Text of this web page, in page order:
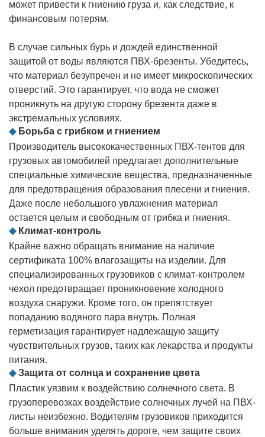
может привести к гниению груза и, как следствие, к
финансовым потерям.
В случае сильных бурь и дождей единственной
защитой от воды являются ПВХ-брезенты. Убедитесь,
что материал безупречен и не имеет микроскопических
отверстий. Это гарантирует, что вода не сможет
проникнуть на другую сторону брезента даже в
экстремальных условиях.
◆Борьба с грибком и гниением
Производитель высококачественных ПВХ-тентов для
грузовых автомобилей предлагает дополнительные
специальные химические вещества, предназначенные
для предотвращения образования плесени и гниения.
Даже после небольшого увлажнения материал
остается целым и свободным от грибка и гниения.
◆Климат-контроль
Крайне важно обращать внимание на наличие
сертификата 100% влагозащиты на изделии. Для
специализированных грузовиков с климат-контролем
чехол предотвращает проникновение холодного
воздуха снаружи. Кроме того, он препятствует
попаданию водяного пара внутрь. Полная
герметизация гарантирует надлежащую защиту
чувствительных грузов, таких как лекарства и продукты
питания.
◆Защита от солнца и сохранение цвета
Пластик уязвим к воздействию солнечного света. В
грузоперевозках воздействие солнечных лучей на ПВХ-
листы неизбежно. Водителям грузовиков приходится
больше внимания уделять дороге, чем защите своих